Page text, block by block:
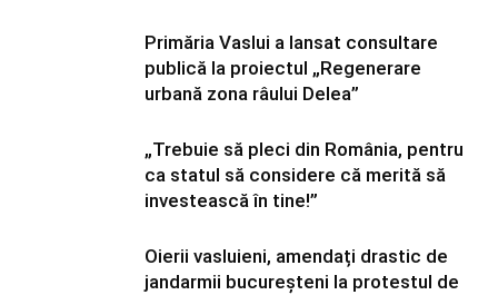
Primăria Vaslui a lansat consultare
publică la proiectul „Regenerare
urbană zona râului Delea”
„Trebuie să pleci din România, pentru
ca statul să considere că merită să
investească în tine!”
Oierii vasluieni, amendați drastic de
jandarmii bucureșteni la protestul de